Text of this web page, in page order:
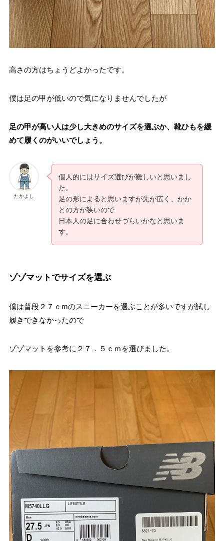
高さの方はちょうどよかったです。
僕は足の甲が低いので気になりませんでしたが
足の甲が高い人は少し大きめのサイズを選ぶか、靴ひもを緩
めて履くのがいいでしょう。
たかよし
個人的にはサイズ選びが難しいと思いまし
た。
足の形によると思いますが先が広く、かか
との方が狭いので
日本人の足に合わせづらいかなと思いま
す。
ゾゾマットでサイズを選ぶ
僕は普段２７ｃmのスニーカーを選ぶことが多いですが試し
履きできなかったので
ゾゾマットを参考に２７．５ｃｍを選びました。